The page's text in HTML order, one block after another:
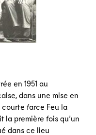
en 1951 au
dans une mise en
courte farce Feu la
la première fois qu’un
dans ce lieu